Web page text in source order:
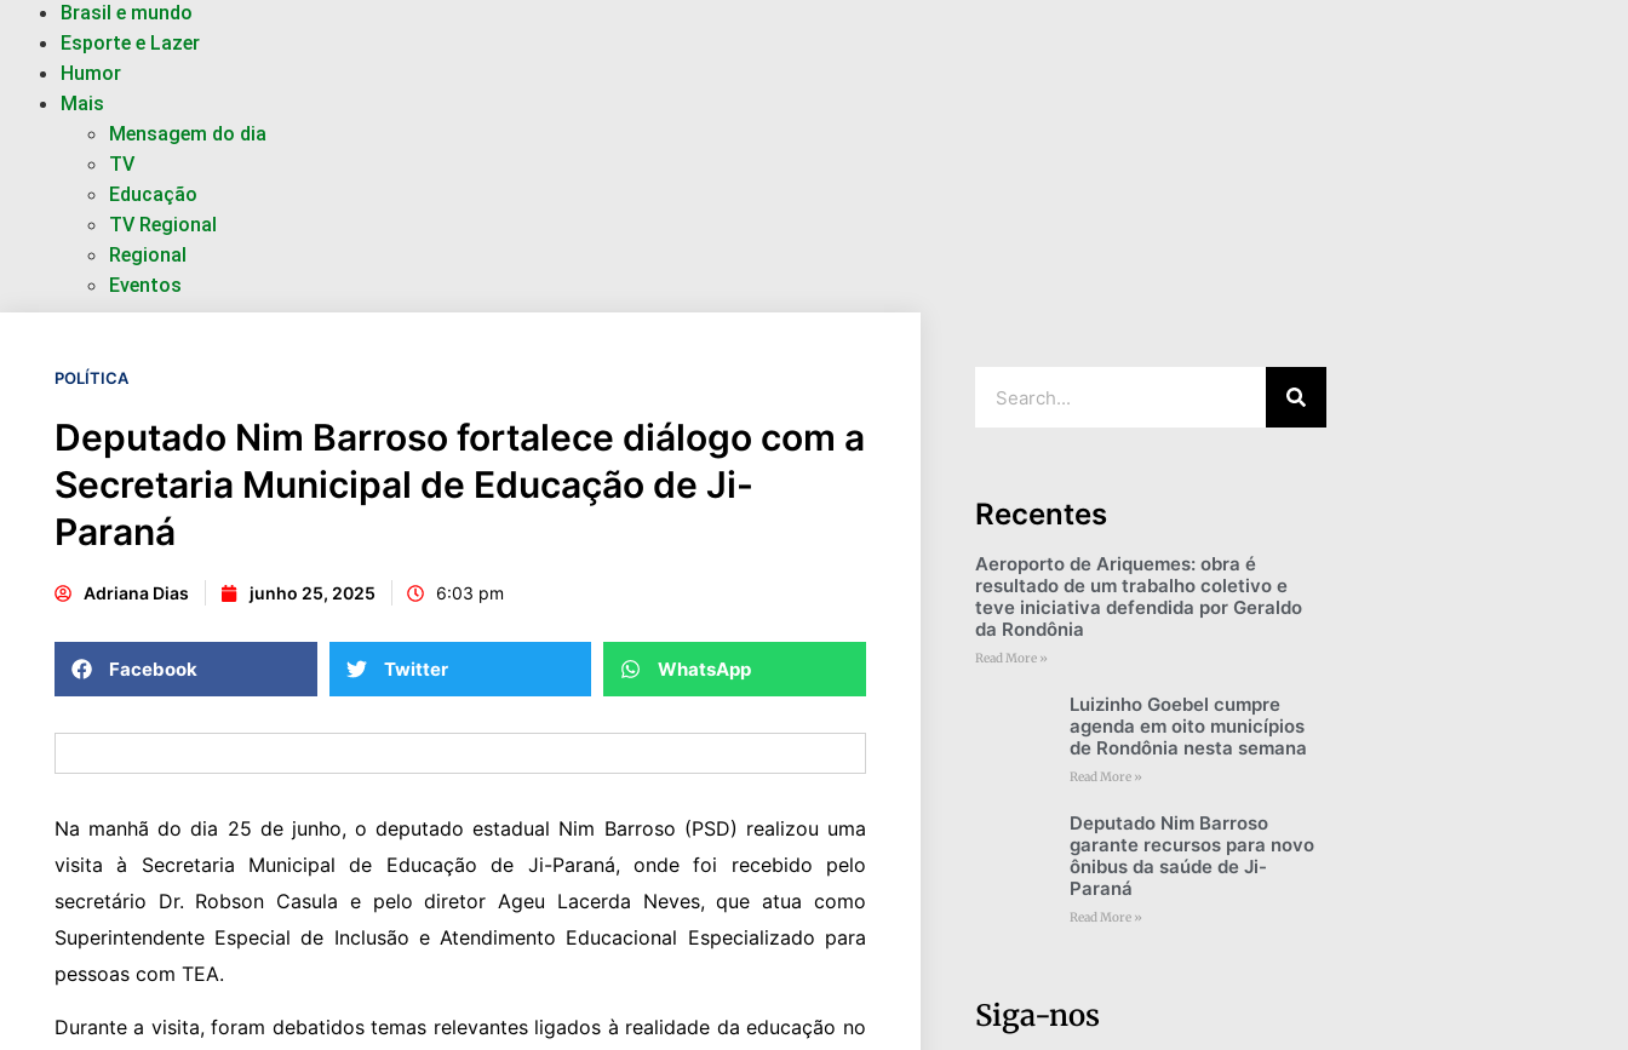
Brasil e mundo
Esporte e Lazer
Humor
Mais
Mensagem do dia
TV
Educação
TV Regional
Regional
Eventos
POLÍTICA
Deputado Nim Barroso fortalece diálogo com a
Secretaria Municipal de Educação de Ji-
Paraná
Adriana Dias junho 25, 2025 6:03 pm
Facebook Twitter WhatsApp
Na manhã do dia 25 de junho, o deputado estadual Nim Barroso (PSD) realizou uma
visita à Secretaria Municipal de Educação de Ji-Paraná, onde foi recebido pelo
secretário Dr. Robson Casula e pelo diretor Ageu Lacerda Neves, que atua como
Superintendente Especial de Inclusão e Atendimento Educacional Especializado para
pessoas com TEA.
Durante a visita, foram debatidos temas relevantes ligados à realidade da educação no
Recentes
Aeroporto de Ariquemes: obra é
resultado de um trabalho coletivo e
teve iniciativa defendida por Geraldo
da Rondônia
Read More »
Luizinho Goebel cumpre
agenda em oito municípios
de Rondônia nesta semana
Read More »
Deputado Nim Barroso
garante recursos para novo
ônibus da saúde de Ji-
Paraná
Read More »
Siga-nos